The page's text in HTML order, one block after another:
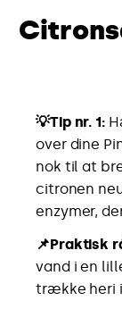
💡Tip nr. 1:
over dine
nok til at
citronen
enzymer,
📌Praktisk
vand i en
trække heri i